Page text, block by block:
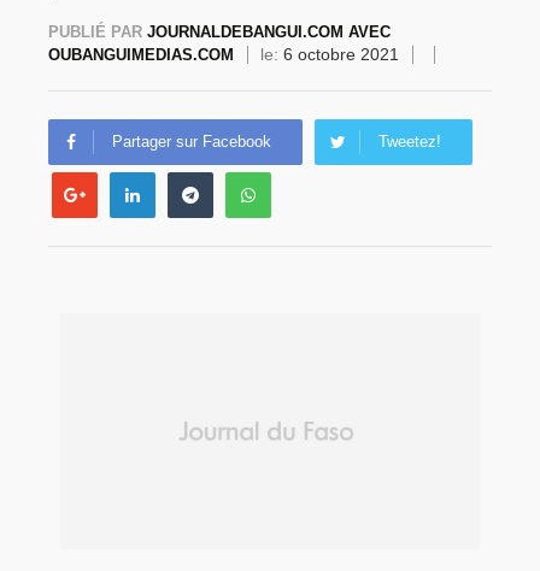
PUBLIÉ PAR JOURNALDEBANGUI.COM AVEC
OUBANGUIMEDIAS.COM
le: 6 octobre 2021
Partager sur Facebook Tweetez!